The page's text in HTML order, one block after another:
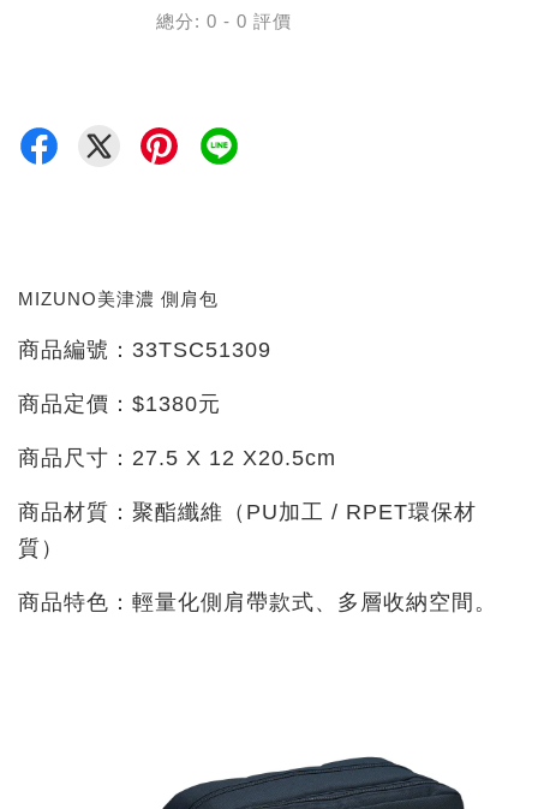
總分: 0 - 0 評價
MIZUNO美津濃 側肩包
商品編號：33TSC51309
商品定價：$1380元
商品尺寸：27.5 X 12 X20.5cm
商品材質：聚酯纖維（PU加工 / RPET環保材
質）
商品特色：輕量化側肩帶款式、多層收納空間。